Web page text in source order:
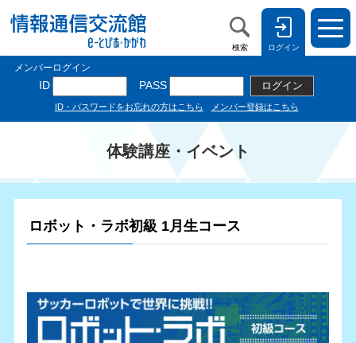
検索 ログイン
体験講座・イベント
ロボット・ラボ初級 1月生コース